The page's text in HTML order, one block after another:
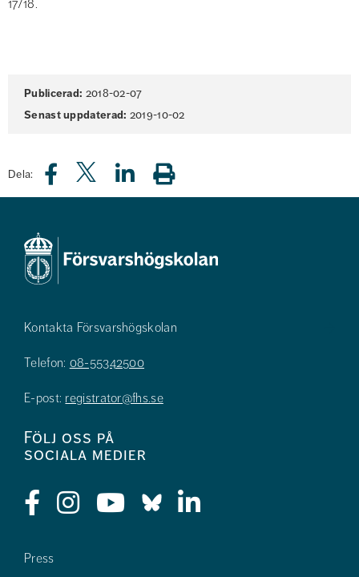
17/18.
Sidinformation
Publicerad: 2018-02-07
Senast uppdaterad: 2019-10-02
Dela:
Kontakta Försvarshögskolan
Telefon: 08-55342500
E-post: registrator@fhs.se
Följ oss på
sociala medier
Press